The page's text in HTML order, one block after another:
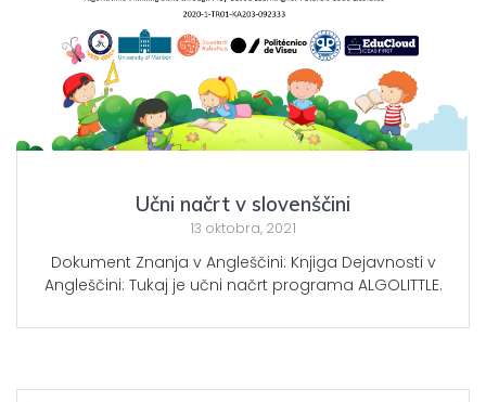
Učni načrt v slovenščini
13 oktobra, 2021
Dokument Znanja v Angleščini: Knjiga Dejavnosti v
Angleščini: Tukaj je učni načrt programa ALGOLITTLE.